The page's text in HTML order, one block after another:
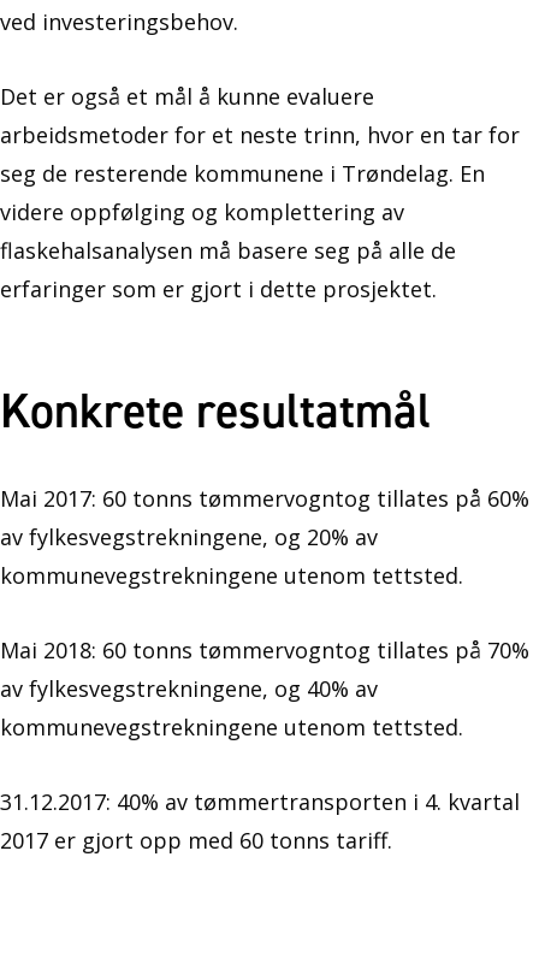
ved investeringsbehov.
Det er også et mål å kunne evaluere
arbeidsmetoder for et neste trinn, hvor en tar for
seg de resterende kommunene i Trøndelag. En
videre oppfølging og komplettering av
flaskehalsanalysen må basere seg på alle de
erfaringer som er gjort i dette prosjektet.
Konkrete resultatmål
Mai 2017: 60 tonns tømmervogntog tillates på 60%
av fylkesvegstrekningene, og 20% av
kommunevegstrekningene utenom tettsted.
Mai 2018: 60 tonns tømmervogntog tillates på 70%
av fylkesvegstrekningene, og 40% av
kommunevegstrekningene utenom tettsted.
31.12.2017: 40% av tømmertransporten i 4. kvartal
2017 er gjort opp med 60 tonns tariff.